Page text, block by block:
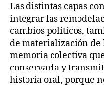
Las distintas capas
integrar las
cambios políticos,
de materialización de
memoria colectiva
conservarla y
historia oral, porque